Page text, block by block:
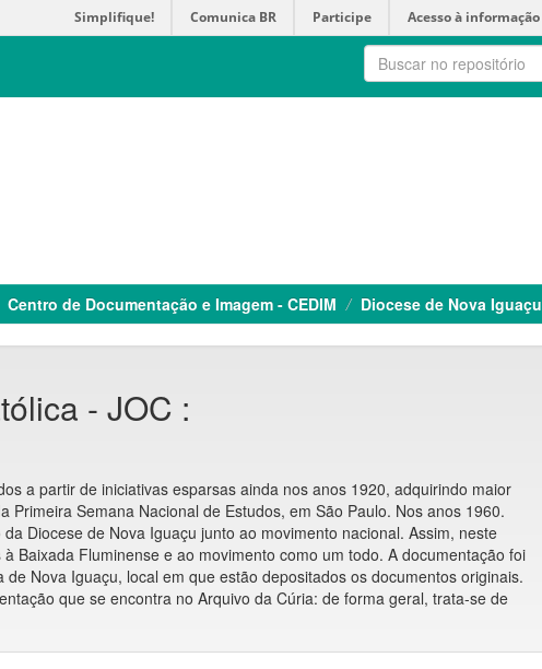
Simplifique! Comunica BR Participe Acesso à informação
Centro de Documentação e Imagem - CEDIM Diocese de Nova Iguaçu
- JOC :
a partir de iniciativas esparsas ainda nos anos 1920, adquirindo maior
Semana Nacional de Estudos, em São Paulo. Nos anos 1960.
Diocese de Nova Iguaçu junto ao movimento nacional. Assim, neste
Baixada Fluminense e ao movimento como um todo. A documentação foi
Nova Iguaçu, local em que estão depositados os documentos originais.
que se encontra no Arquivo da Cúria: de forma geral, trata-se de